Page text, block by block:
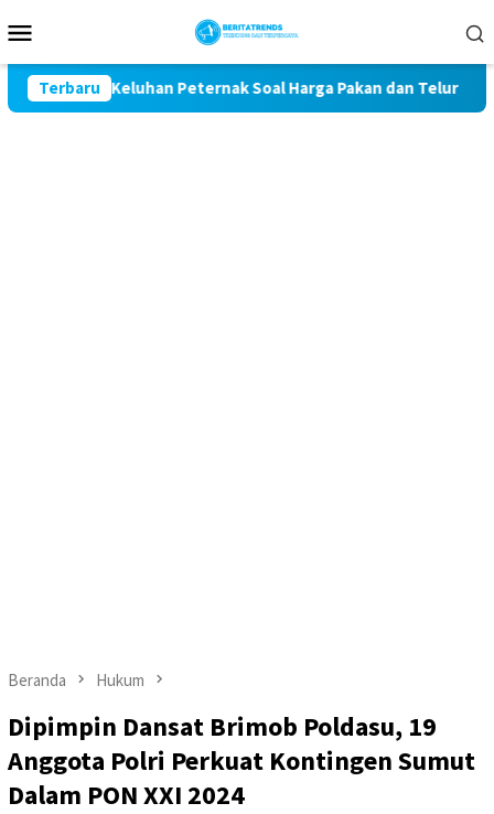
ke
Mobile
Terbaru
Kawal Keluhan Peternak Soal Harga Pakan dan Telur
Beranda Hukum
Dipimpin Dansat Brimob Poldasu, 19
Anggota Polri Perkuat Kontingen Sumut
Dalam PON XXI 2024